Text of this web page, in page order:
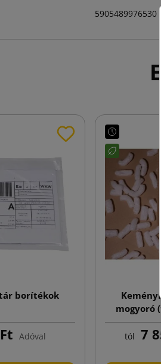
5905489976530
borítékok
Adóval
mogyoró
tól 7